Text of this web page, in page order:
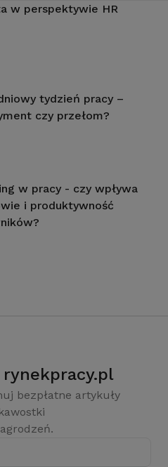
w perspektywie HR
tydzień pracy –
czy przełom?
w pracy - czy wpływa
i produktywność
rynekpracy.pl
bezpłatne artykuły